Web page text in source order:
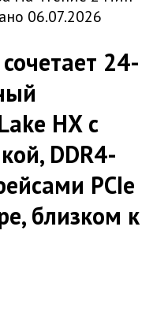
06.07.2026
24-
HX с
DDR4-
PCIe
близком к